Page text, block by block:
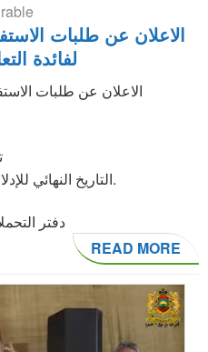
الاعلان عن طلبات
لفائدة
الاعلان عن طلبات
× التاريخ النهائي للإدلاء بالعروض : 29 يوليوز 2019.
* دفتر
READ MORE